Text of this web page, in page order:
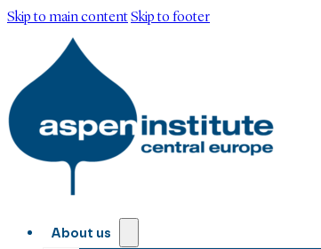
Skip to main contentSkip to footer
About us